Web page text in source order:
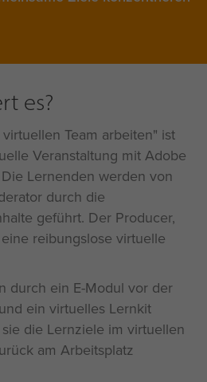
es?
Team arbeiten" ist
Veranstaltung mit Adobe
Lernenden werden von
durch die
geführt. Der Producer,
reibungslose virtuelle
durch ein E-Modul vor der
ein virtuelles Lernkit
die Lernziele im virtuellen
am Arbeitsplatz